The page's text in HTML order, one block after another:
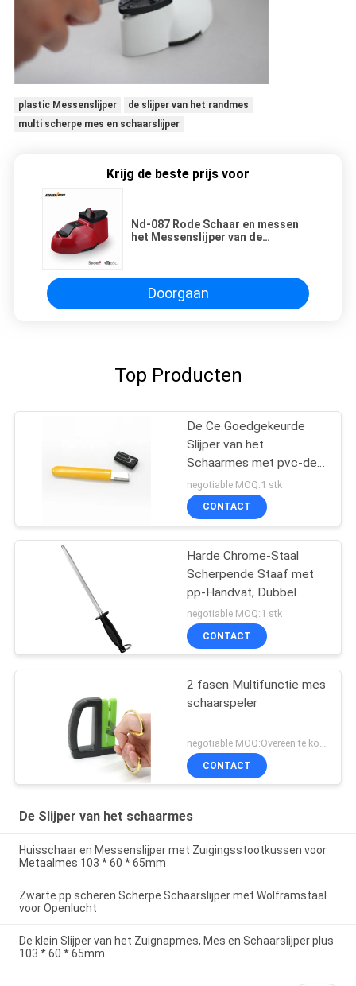
plastic Messenslijper
de slijper van het randmes
multi scherpe mes en schaarslijper
Krijg de beste prijs voor
Nd-087 Rode Schaar en messen
het Messenslijper van de
Doorgaan
Top Producten
De Ce Goedgekeurde
Slijper van het
Schaarmes met pvc-de
Verpakking van de
Blaarkaart voor Vrouwen
negotiable MOQ:1 stk
CONTACT
Harde Chrome-Staal
Scherpende Staaf met
pp-Handvat, Dubbel
Blaarpakket
negotiable MOQ:1 stk
CONTACT
2 fasen Multifunctie mes
schaarspeler
negotiable MOQ:Overeen te komen
CONTACT
De Slijper van het schaarmes
Huisschaar en Messenslijper met Zuigingsstootkussen voor
Metaalmes 103 * 60 * 65mm
Zwarte pp scheren Scherpe Schaarslijper met Wolframstaal
voor Openlucht
De klein Slijper van het Zuignapmes, Mes en Schaarslijper plus
103 * 60 * 65mm